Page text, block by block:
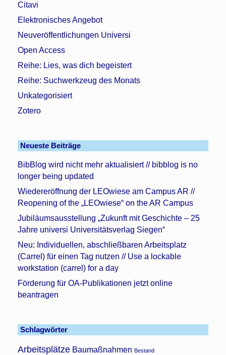
Citavi
Elektronisches Angebot
Neuveröffentlichungen Universi
Open Access
Reihe: Lies, was dich begeistert
Reihe: Suchwerkzeug des Monats
Unkategorisiert
Zotero
Neueste Beiträge
BibBlog wird nicht mehr aktualisiert // bibblog is no
longer being updated
Wiedereröffnung der LEOwiese am Campus AR //
Reopening of the „LEOwiese“ on the AR Campus
Jubiläumsausstellung „Zukunft mit Geschichte – 25
Jahre universi Universitätsverlag Siegen“
Neu: Individuellen, abschließbaren Arbeitsplatz
(Carrel) für einen Tag nutzen // Use a lockable
workstation (carrel) for a day
Förderung für OA-Publikationen jetzt online
beantragen
Schlagwörter
Arbeitsplätze Baumaßnahmen Bestand